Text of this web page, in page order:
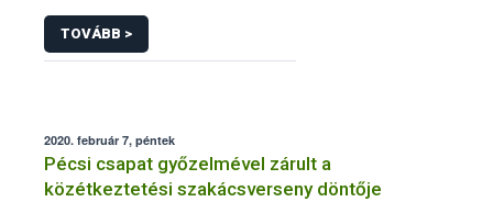
TOVÁBB >
2020. február 7, péntek
Pécsi csapat győzelmével zárult a
közétkeztetési szakácsverseny döntője